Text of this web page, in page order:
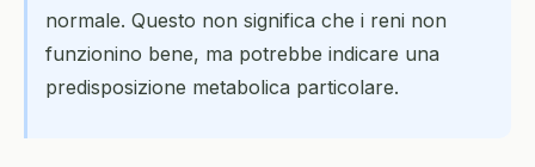
normale. Questo non significa che i reni non
funzionino bene, ma potrebbe indicare una
predisposizione metabolica particolare.